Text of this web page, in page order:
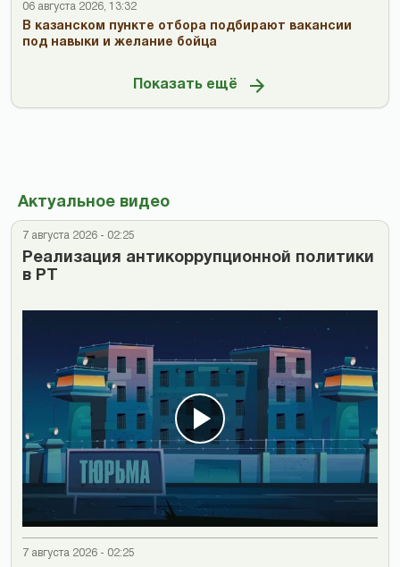
06 августа 2026, 13:32
В казанском пункте отбора подбирают вакансии
под навыки и желание бойца
Показать ещё
Актуальное видео
7 августа 2026 - 02:25
Реализация антикоррупционной политики
в РТ
7 августа 2026 - 02:25